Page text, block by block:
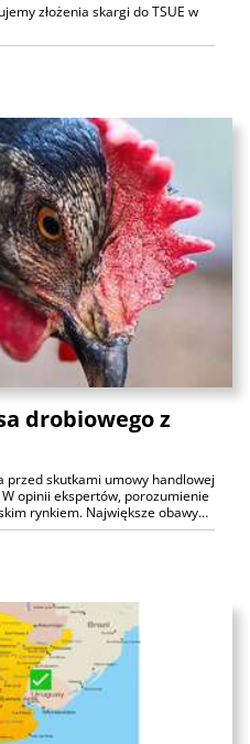
złożenia skargi do TSUE w
drobiowego z
przed skutkami umowy handlowej
opinii ekspertów, porozumienie
rynkiem. Największe obawy…